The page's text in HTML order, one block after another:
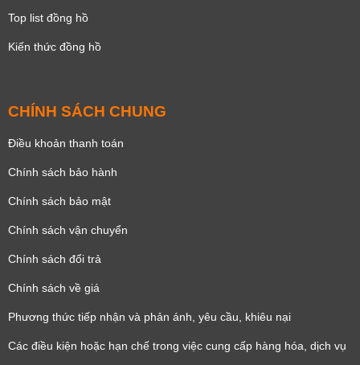
Top list đồng hồ
Kiến thức đồng hồ
CHÍNH SÁCH CHUNG
Điều khoản thanh toán
Chính sách bảo hành
Chính sách bảo mật
Chính sách vận chuyển
Chính sách đổi trả
Chính sách về giá
Phương thức tiếp nhận và phản ánh, yêu cầu, khiêu nại
Các điều kiện hoặc hạn chế trong việc cung cấp hàng hóa, dịch vụ